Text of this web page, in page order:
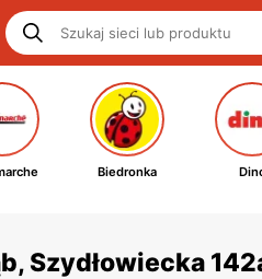
Biedronka
Szydłowiecka